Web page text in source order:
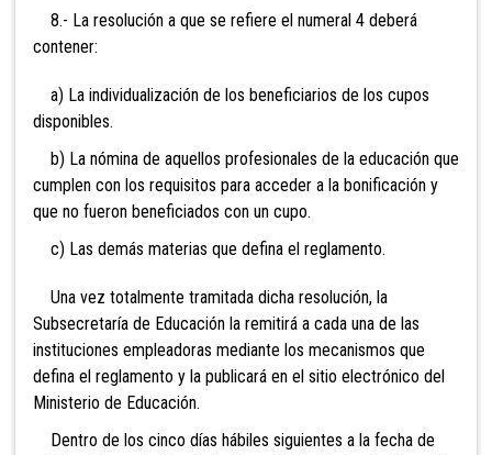
8.- La resolución a que se refiere el numeral 4 deberá
contener:
a) La individualización de los beneficiarios de los cupos
disponibles.
b) La nómina de aquellos profesionales de la educación que
cumplen con los requisitos para acceder a la bonificación y
que no fueron beneficiados con un cupo.
c) Las demás materias que defina el reglamento.
Una vez totalmente tramitada dicha resolución, la
Subsecretaría de Educación la remitirá a cada una de las
instituciones empleadoras mediante los mecanismos que
defina el reglamento y la publicará en el sitio electrónico del
Ministerio de Educación.
Dentro de los cinco días hábiles siguientes a la fecha de